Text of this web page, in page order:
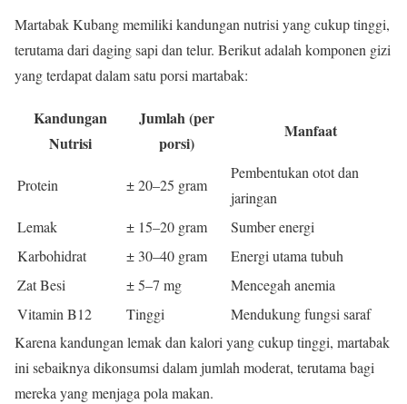
Martabak Kubang memiliki kandungan nutrisi yang cukup tinggi,
terutama dari daging sapi dan telur. Berikut adalah komponen gizi
yang terdapat dalam satu porsi martabak:
Kandungan
Nutrisi
Jumlah (per
porsi)
Manfaat
Protein ± 20–25 gram
Pembentukan otot dan
jaringan
Lemak
± 15–20 gram
Sumber energi
Karbohidrat
± 30–40 gram
Energi utama tubuh
Zat Besi
± 5–7 mg
Mencegah anemia
Vitamin B12
Tinggi
Mendukung fungsi saraf
Karena kandungan lemak dan kalori yang cukup tinggi, martabak
ini sebaiknya dikonsumsi dalam jumlah moderat, terutama bagi
mereka yang menjaga pola makan.